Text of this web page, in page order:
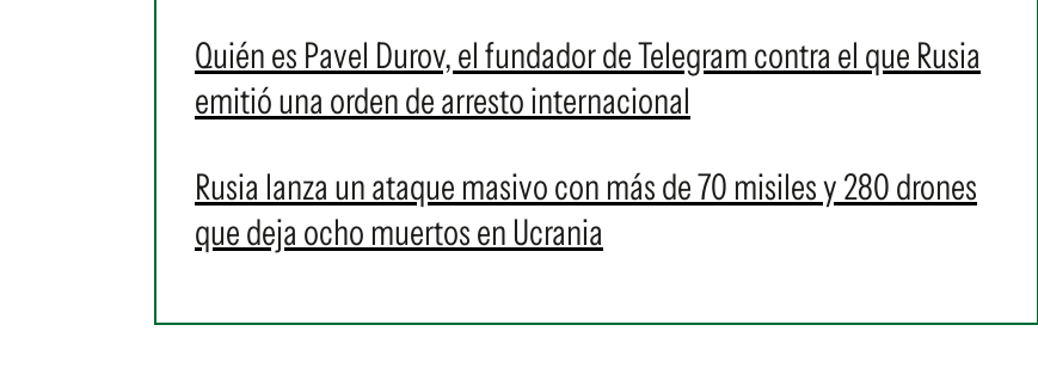
Quién es Pavel Durov, el fundador de Telegram contra el que Rusia
emitió una orden de arresto internacional
Rusia lanza un ataque masivo con más de 70 misiles y 280 drones
que deja ocho muertos en Ucrania